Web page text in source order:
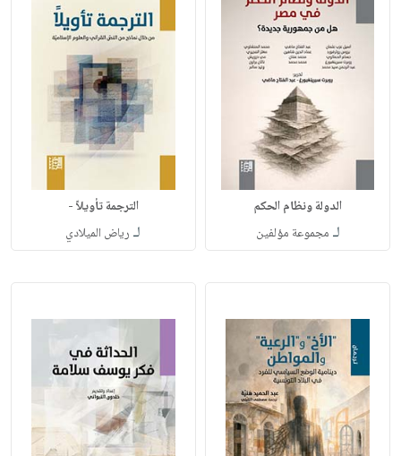
الدولة ونظام الحكم
لـ مجموعة مؤلفين
الترجمة تأويلاً -
لـ رياض الميلادي